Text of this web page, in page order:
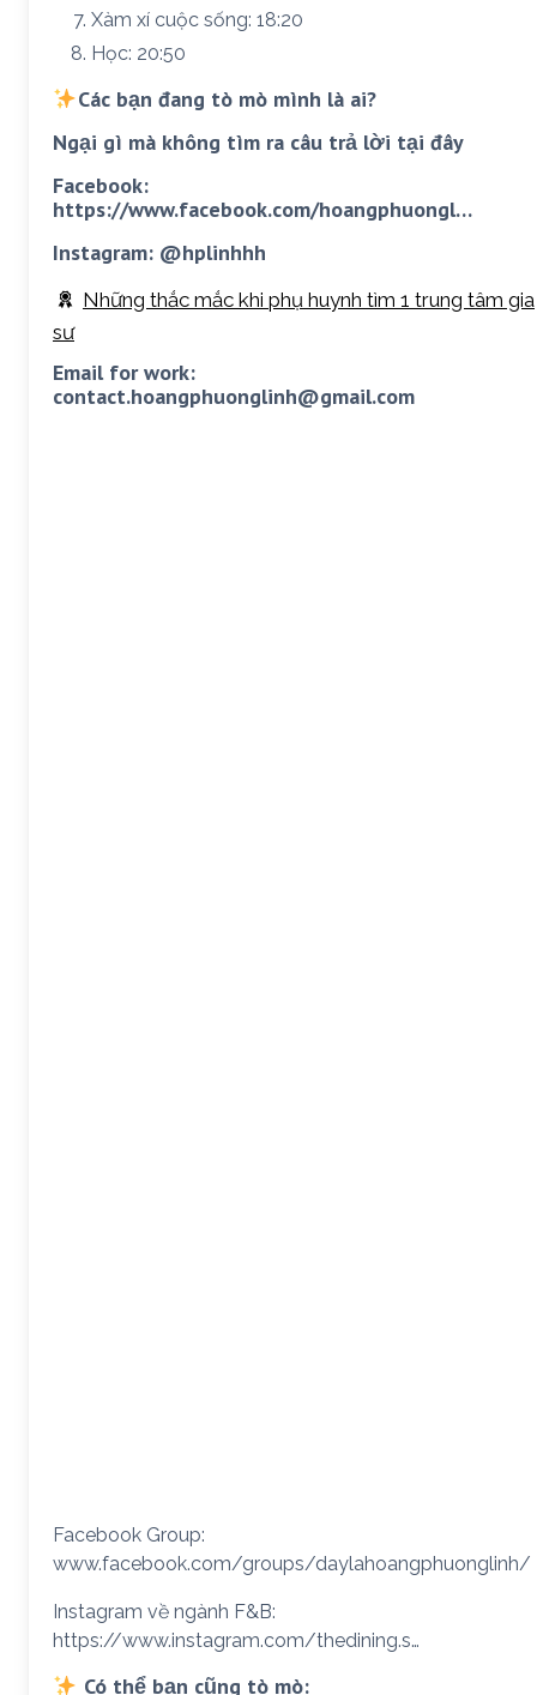
Xàm xí cuộc sống: 18:20
Học: 20:50
Các bạn đang tò mò mình là ai?
Ngại gì mà không tìm ra câu trả lời tại đây
Facebook:
https://www.facebook.com/hoangphuongl…
Instagram: @hplinhhh
Những thắc mắc khi phụ huynh tìm 1 trung tâm gia
sư
Email for work:
contact.hoangphuonglinh@gmail.com
Facebook Group:
www.facebook.com/groups/daylahoangphuonglinh/
Instagram về ngành F&B:
https://www.instagram.com/thedining.s…
Có thể bạn cũng tò mò: